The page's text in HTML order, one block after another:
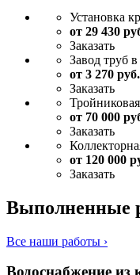
Установка
от 29 430
Заказать
Завод труб
от 3 270 руб.
Заказать
от 70 000
Заказать
от 120 000
Заказать
Выполненные
Все наши работы ›
Водоснабжение из